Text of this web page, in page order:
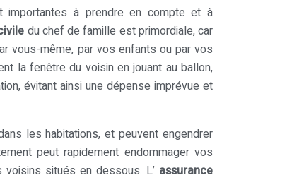
importantes à prendre en compte et à
du chef de famille est primordiale, car
vous-même, par vos enfants ou par vos
la fenêtre du voisin en jouant au ballon,
évitant ainsi une dépense imprévue et
les habitations, et peuvent engendrer
peut rapidement endommager vos
situés en dessous. L’ assurance